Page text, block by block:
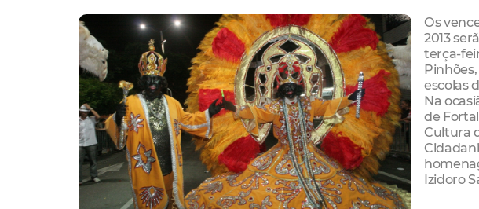
Os
2013
terça-
escolas
Na
de
Cultura
Izidoro